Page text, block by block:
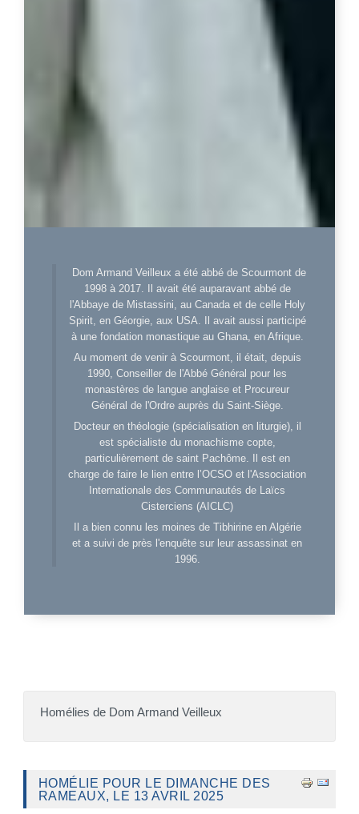
Dom Armand Veilleux a été abbé de Scourmont de
1998 à 2017. Il avait été auparavant abbé de
l'Abbaye de Mistassini, au Canada et de celle Holy
Spirit, en Géorgie, aux USA. Il avait aussi participé
à une fondation monastique au Ghana, en Afrique.
Au moment de venir à Scourmont, il était, depuis
1990, Conseiller de l'Abbé Général pour les
monastères de langue anglaise et Procureur
Général de l'Ordre auprès du Saint-Siège.
Docteur en théologie (spécialisation en liturgie), il
est spécialiste du monachisme copte,
particulièrement de saint Pachôme. Il est en
charge de faire le lien entre l’OCSO et l'Association
Internationale des Communautés de Laïcs
Cisterciens (AICLC)
Il a bien connu les moines de Tibhirine en Algérie
et a suivi de près l'enquête sur leur assassinat en
1996.
Homélies de Dom Armand Veilleux
HOMÉLIE POUR LE DIMANCHE DES
RAMEAUX, LE 13 AVRIL 2025